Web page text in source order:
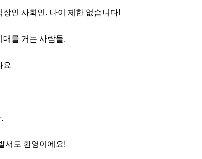
인 사회인. 나이 제한 없습니다!
를 거는 사람들.
요
서도 환영이에요!